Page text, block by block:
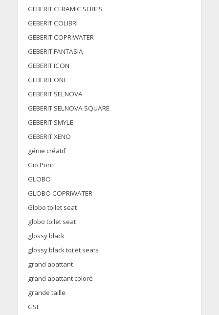
GEBERIT CERAMIC SERIES
GEBERIT COLIBRI
GEBERIT COPRIWATER
GEBERIT FANTASIA
GEBERIT ICON
GEBERIT ONE
GEBERIT SELNOVA
GEBERIT SELNOVA SQUARE
GEBERIT SMYLE
GEBERIT XENO
génie créatif
Gio Ponti
GLOBO
GLOBO COPRIWATER
Globo toilet seat
globo toilet seat
glossy black
glossy black toilet seats
grand abattant
grand abattant coloré
grande taille
GSI